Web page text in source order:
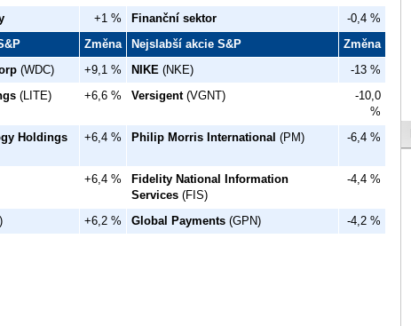
+1 % Finanční sektor
-0,4 %
Změna Nejslabší akcie S&P
Změna
(WDC) +9,1 % NIKE (NKE)
-13 %
(LITE) +6,6 % Versigent(VGNT)
-10,0
%
Holdings
+6,4 % Philip Morris International (PM) -6,4 %
+6,4 %
Fidelity National Information
Services (FIS)
-4,4 %
+6,2 % Global Payments (GPN) -4,2 %